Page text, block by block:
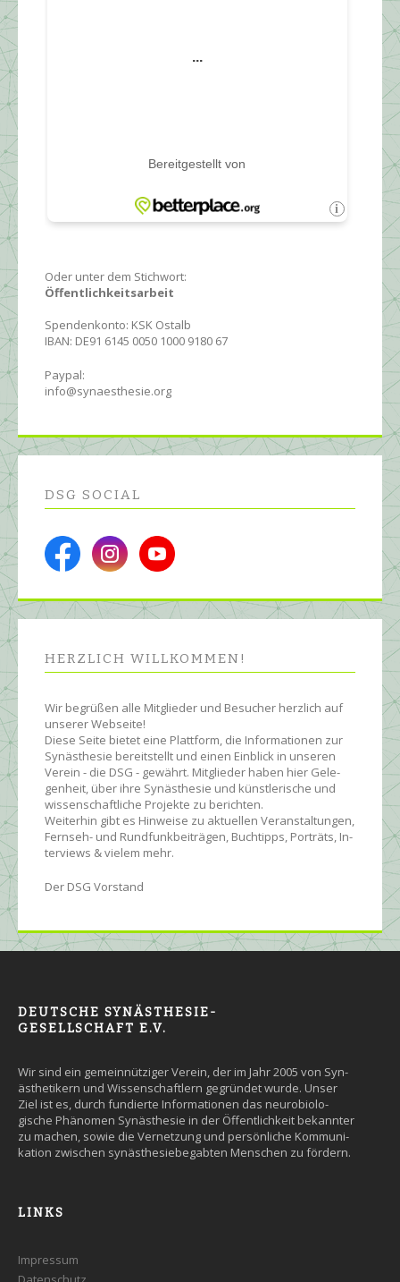
Oder unter dem Stichwort:
Öffentlichkeitsarbeit
Spendenkonto: KSK Ostalb
IBAN: DE91 6145 0050 1000 9180 67
Paypal:
info@synaesthesie.org
DSG SOCIAL
HERZLICH WILL­KOMMEN!
Wir begrüßen alle Mit­glie­der und Be­sucher herz­lich auf
unserer Web­seite!
Diese Seite bietet eine Platt­form, die Infor­ma­tionen zur
Syn­äs­the­sie be­reit­stellt und einen Ein­blick in unseren
Ver­ein - die DSG - ge­währt. Mit­glie­der ha­ben hier Ge­le­
gen­heit, über ihre Syn­äs­the­sie und künst­le­rische und
wissen­schaft­liche Pro­jekte zu be­rich­ten.
Wei­ter­hin gibt es Hin­wei­se zu ak­tu­ellen Ver­an­stal­tun­gen,
Fern­seh- und Rund­funk­bei­trägen, Buch­tipps, Por­träts, In­
ter­views & vielem mehr.
Der DSG Vorstand
DEUTSCHE SYNÄSTHESIE-
GESELLSCHAFT E.V.
Wir sind ein gemein­nütziger Ver­ein, der im Jahr 2005 von Syn­
äs­the­tikern und Wissen­schaft­lern ge­grün­det wurde. Un­ser
Ziel ist es, durch fun­dier­te Infor­ma­tio­nen das neuro­bio­lo­
gische Phäno­men Syn­äs­the­sie in der Öffent­lich­keit be­kann­ter
zu machen, so­wie die Ver­net­zung und persön­liche Kommuni­
kation zwi­schen syn­äs­the­sie­be­gab­ten Men­schen zu fördern.
LINKS
Impressum